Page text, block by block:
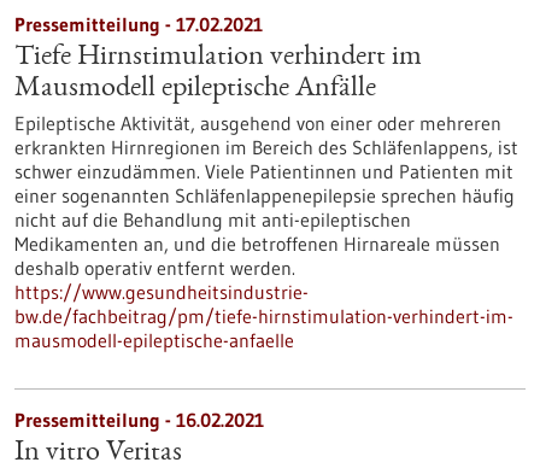
Pressemitteilung - 17.02.2021
Tiefe Hirnstimulation verhindert im
Mausmodell epileptische Anfälle
Epileptische Aktivität, ausgehend von einer oder mehreren
erkrankten Hirnregionen im Bereich des Schläfenlappens, ist
schwer einzudämmen. Viele Patientinnen und Patienten mit
einer sogenannten Schläfenlappenepilepsie sprechen häufig
nicht auf die Behandlung mit anti-epileptischen
Medikamenten an, und die betroffenen Hirnareale müssen
deshalb operativ entfernt werden.
https://www.gesundheitsindustrie-
bw.de/fachbeitrag/pm/tiefe-hirnstimulation-verhindert-im-
mausmodell-epileptische-anfaelle
Pressemitteilung - 16.02.2021
In vitro Veritas